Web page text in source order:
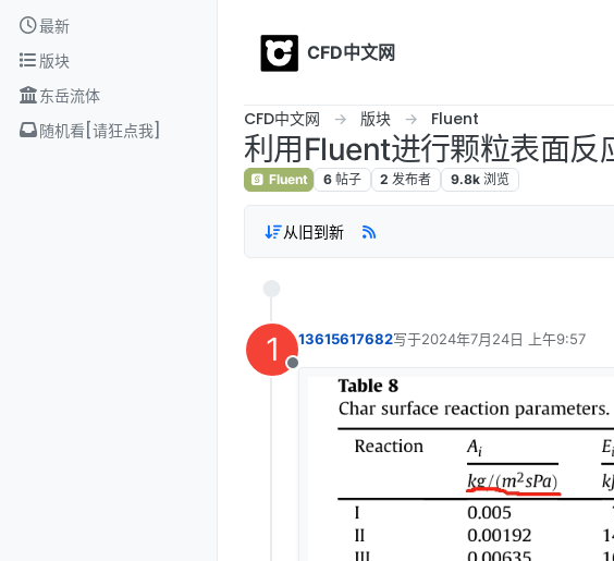
Skip to content
最新
版块
东岳流体
随机看[请狂点我]
CFD中文网
CFD中文网 版块 Fluent
利用Fluent进行颗粒表面反
Fluent 6 帖子 2 发布者 9.8k 浏览
从旧到新
1
离线
13615617682写于2024年7月24日 上午9:57
最后由 编辑